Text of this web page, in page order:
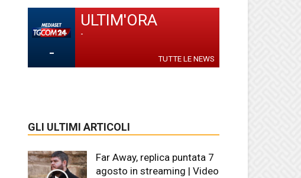
-
ULTIM'ORA
-
TUTTE LE NEWS
GLI ULTIMI ARTICOLI
Far Away, replica puntata 7
agosto in streaming | Video